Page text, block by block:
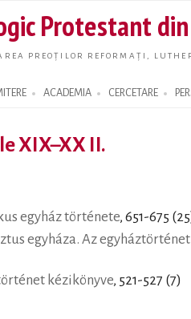
main
Protestant
PREOȚILOR REFORMAȚI,
ACADEMIA CERCETARE
XIX–XX II.
egyház története, 651-675
egyháza. Az egyháztörténet
kézikönyve, 521-527 (7)